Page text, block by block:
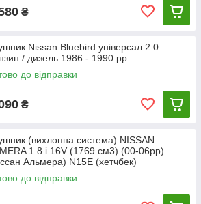
₴
Nissan Bluebird універсал 2.0
/ дизель 1986 - 1990 рр
до відправки
₴
(вихлопна система) NISSAN
1.8 i 16V (1769 см3) (00-06рр)
Альмера) N15E (хетчбек)
до відправки